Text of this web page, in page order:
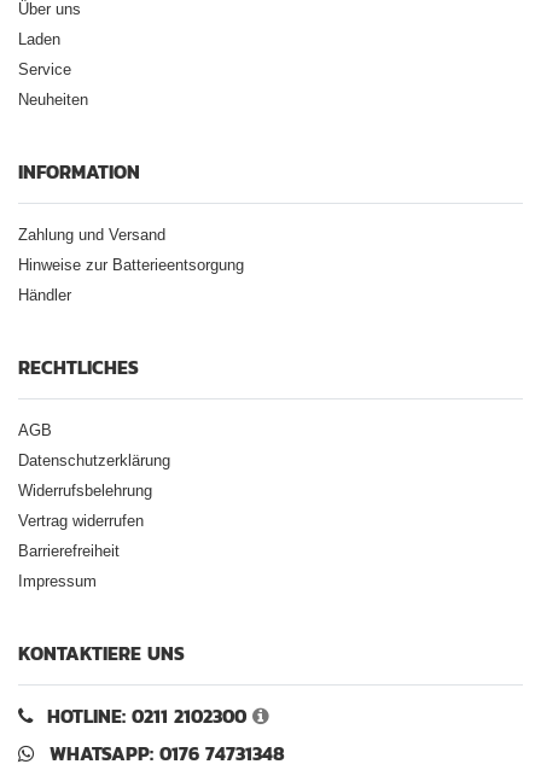
Über uns
Laden
Service
Neuheiten
INFORMATION
Zahlung und Versand
Hinweise zur Batterieentsorgung
Händler
RECHTLICHES
AGB
Datenschutzerklärung
Widerrufsbelehrung
Vertrag widerrufen
Barrierefreiheit
Impressum
KONTAKTIERE UNS
HOTLINE: 0211 2102300
WHATSAPP: 0176 74731348